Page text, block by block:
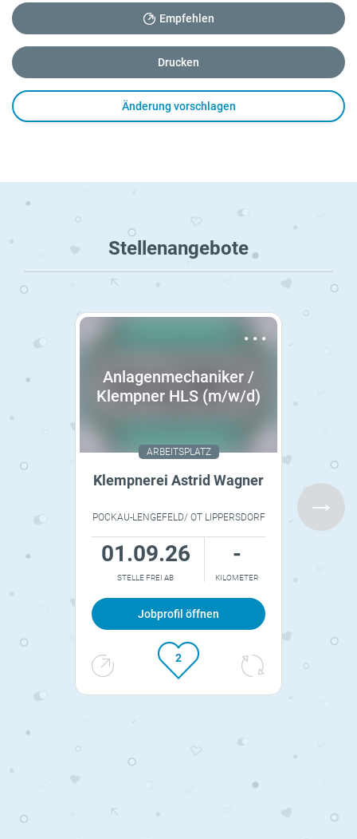
Empfehlen
Drucken
Änderung vorschlagen
Stellenangebote
Anlagenmechaniker /
Klempner HLS (m/w/d)
ARBEITSPLATZ
Klempnerei Astrid Wagner
POCKAU-LENGEFELD/ OT LIPPERSDORF
01.09.26
STELLE FREI AB
-
KILOMETER
Jobprofil öffnen
2
Stundenlohn
Schichten
Berufserfahren
Manager
Dienstkleidung
Homeoffice
13. Gehalt/Bonus
2